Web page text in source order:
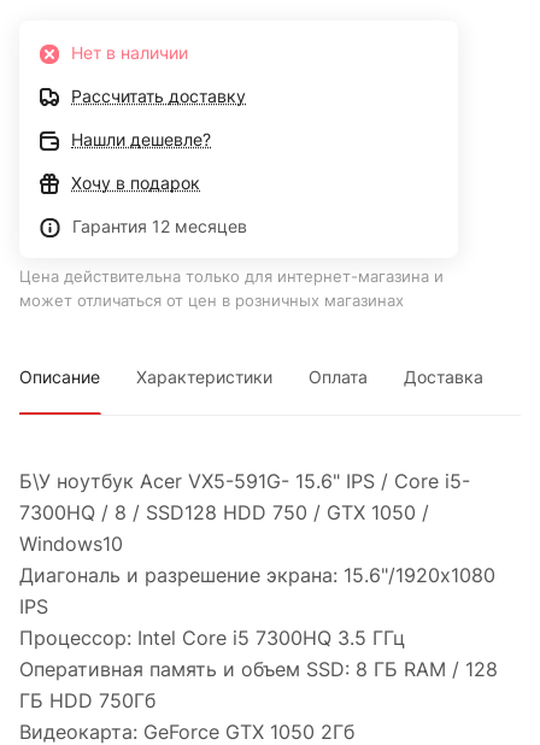
Нет в наличии
Рассчитать доставку
Нашли дешевле?
Хочу в подарок
Гарантия 12 месяцев
Цена действительна только для интернет-магазина и
может отличаться от цен в розничных магазинах
Описание Характеристики Оплата Доставка
Б\У ноутбук Acer VX5-591G- 15.6" IPS / Core i5-
7300HQ / 8 / SSD128 HDD 750 / GTX 1050 /
Windows10
Диагональ и разрешение экрана: 15.6"/1920x1080
IPS
Процессор: Intel Core i5 7300HQ 3.5 ГГц
Оперативная память и объем SSD: 8 ГБ RAM / 128
ГБ HDD 750Гб
Видеокарта: GeForce GTX 1050 2Гб